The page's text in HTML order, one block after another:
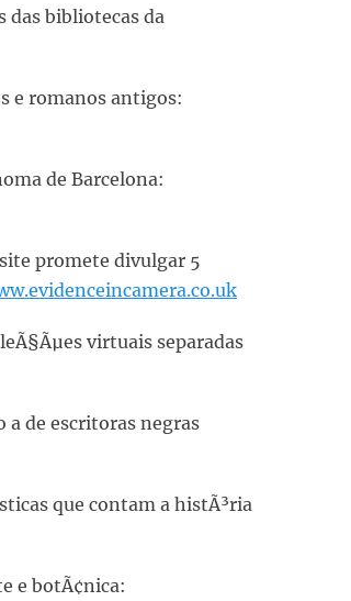
das bibliotecas da
e romanos antigos:
de Barcelona:
promete divulgar 5
virtuais separadas
a de escritoras negras
que contam a histÃ³ria
e botÃ¢nica: